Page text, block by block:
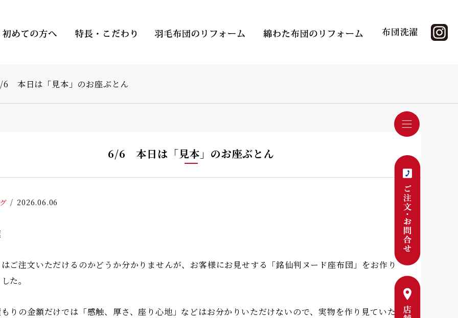
6 本日は「見本」のお座ぶとん
6/6 本日は「見本」のお座ぶとん
2026.06.06
ご注文いただけるのかどうか分かりませんが、お客様にお見せする「銘仙判ヌード座布団」をお作り
た。
りの金額だけでは「感触、厚さ、座り心地」などはお分かりいただけないので、実物を作り見ていた